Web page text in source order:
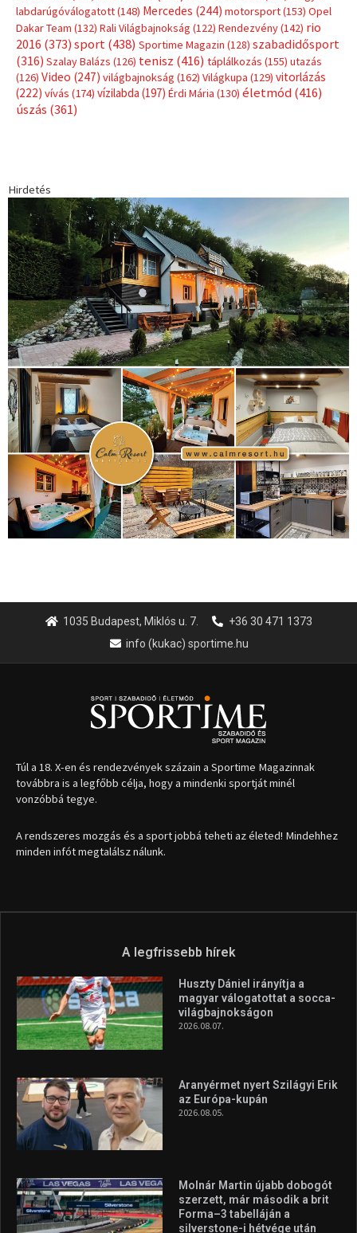
labdarúgóválogatott(148) Mercedes (244) motorsport(153) Opel
Dakar Team (132) Rali Világbajnokság (122) Rendezvény(142) rio
2016 (373) sport(438) Sportime Magazin (128) szabadidősport
(316) Szalay Balázs (126) tenisz (416) táplálkozás (155) utazás
(126) Video (247) világbajnokság (162) Világkupa (129) vitorlázás
(222) vívás (174) vízilabda (197) Érdi Mária (130) életmód(416)
úszás (361)
Hirdetés
1035 Budapest, Miklós u. 7.
+36 30 471 1373
info (kukac) sportime.hu
Túl a 18. X-en és rendezvények százain a Sportime Magazinnak
továbbra is a legfőbb célja, hogy a mindenki sportját minél
vonzóbbá tegye.
A rendszeres mozgás és a sport jobbá teheti az életed! Mindehhez
minden infót megtalálsz nálunk.
A legfrissebb hírek
Huszty Dániel irányítja a
magyar válogatottat a socca-
világbajnokságon
2026.08.07.
Aranyérmet nyert Szilágyi Erik
az Európa-kupán
2026.08.05.
Molnár Martin újabb dobogót
szerzett, már második a brit
Forma–3 tabelláján a
silverstone-i hétvége után